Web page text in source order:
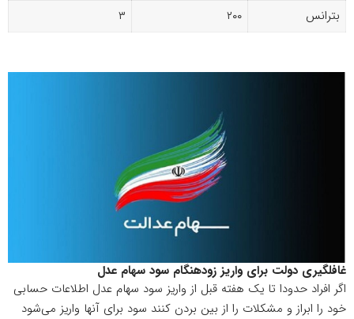
بترانس
۲۰۰ ۳
غافلگیری دولت برای واریز زودهنگام سود سهام عدل
اگر افراد حدودا تا یک هفته قبل از واریز سود سهام عدل اطلاعات حسابی
خود را ابراز و مشکلات را از بین بردن کنند سود برای آنها واریز می‌شود